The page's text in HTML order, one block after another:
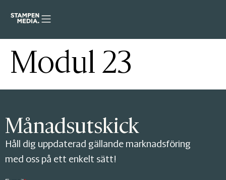
Modul 23
Månadsutskick
Håll dig uppdaterad gällande marknadsföring
med oss på ett enkelt sätt!